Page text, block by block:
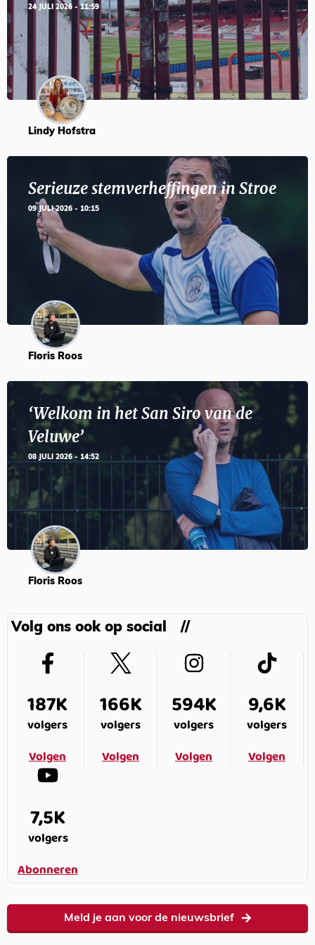
24 JULI 2026 - 11:59
Lindy Hofstra
Serieuze stemverheffingen in Stroe
09 JULI 2026 - 10:15
Floris Roos
‘Welkom in het San Siro van de
Veluwe’
08 JULI 2026 - 14:52
Floris Roos
Volg ons ook op social
187K
volgers
Volgen
166K
volgers
Volgen
594K
volgers
Volgen
9,6K
volgers
Volgen
7,5K
volgers
Abonneren
Meld je aan voor de nieuwsbrief